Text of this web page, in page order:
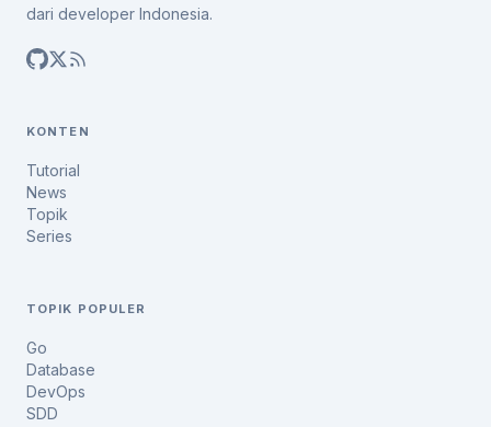
dari developer Indonesia.
KONTEN
Tutorial
News
Topik
Series
TOPIK POPULER
Go
Database
DevOps
SDD